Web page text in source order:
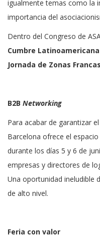
igualmente temas como la
importancia del
Dentro del Congreso de
Cumbre
Jornada de Zonas
B2B Networking
Para acabar de garantizar
Barcelona ofrece el
durante los días 5 y 6 de
empresas y directores de
Una oportunidad ineludible
de alto nivel.
Feria con valor